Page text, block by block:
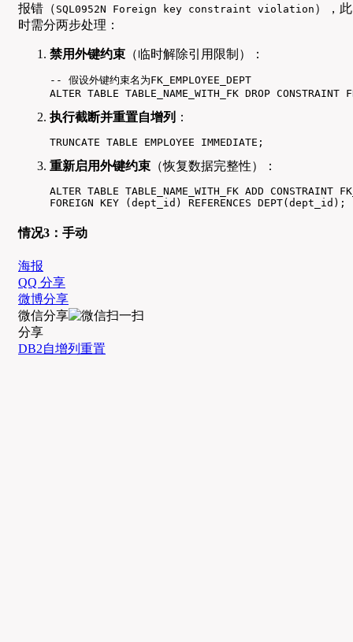
报错（ SQL0952N Foreign key constraint violation ），此
时需分两步处理：
禁用外键约束 （临时解除引用限制）：
-- 假设外键约束名为FK_EMPLOYEE_DEPT
ALTER TABLE TABLE_NAME_WITH_FK DROP CONSTRAINT
执行截断并重置自增列 ：
TRUNCATE TABLE EMPLOYEE IMMEDIATE;
重新启用外键约束 （恢复数据完整性）：
ALTER TABLE TABLE_NAME_WITH_FK ADD CONSTRAINT
FOREIGN KEY (dept_id) REFERENCES DEPT(dept_id);
情况3：手动
海报
QQ 分享
微博分享
微信分享
分享
DB2自增列重置